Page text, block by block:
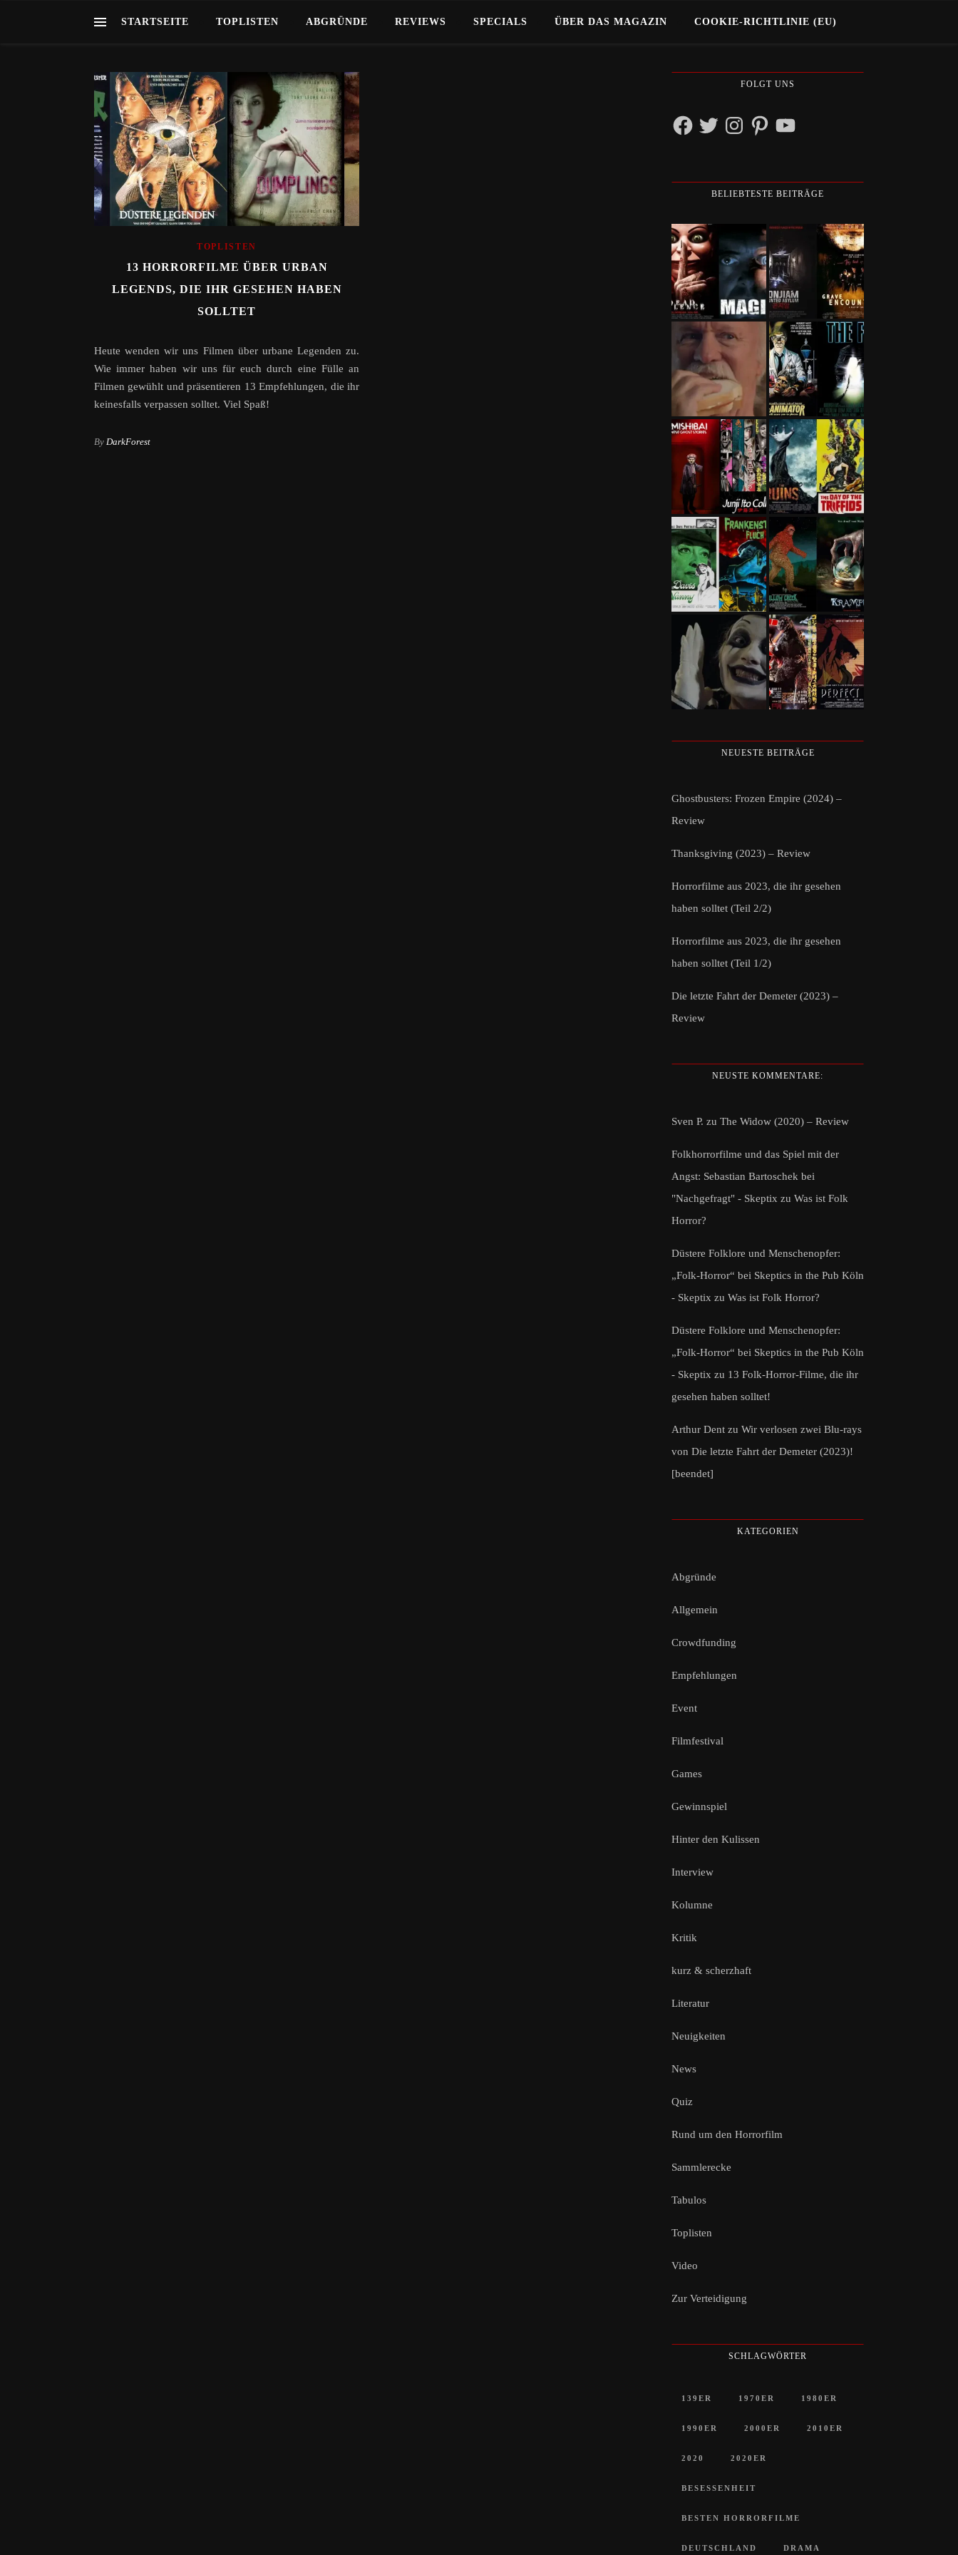
STARTSEITE TOPLISTEN ABGRÜNDE REVIEWS SPECIALS ÜBER DAS MAGAZIN COOKIE-RICHTLINIE (EU)
TOPLISTEN
13 HORRORFILME ÜBER URBAN
LEGENDS, DIE IHR GESEHEN HABEN
SOLLTET
Heute wenden wir uns Filmen über urbane Legenden zu.
Wie immer haben wir uns für euch durch eine Fülle an
Filmen gewühlt und präsentieren 13 Empfehlungen, die ihr
keinesfalls verpassen solltet. Viel Spaß!
By DarkForest
FOLGT UNS
FacebookTwitterInstagramPinterestYouTube
BELIEBTESTE BEITRÄGE
NEUESTE BEITRÄGE
Ghostbusters: Frozen Empire (2024) –
Review
Thanksgiving (2023) – Review
Horrorfilme aus 2023, die ihr gesehen
haben solltet (Teil 2/2)
Horrorfilme aus 2023, die ihr gesehen
haben solltet (Teil 1/2)
Die letzte Fahrt der Demeter (2023) –
Review
NEUSTE KOMMENTARE:
Sven P. zu The Widow (2020) – Review
Folkhorrorfilme und das Spiel mit der
Angst: Sebastian Bartoschek bei
"Nachgefragt" - Skeptix zu Was ist Folk
Horror?
Düstere Folklore und Menschenopfer:
„Folk-Horror“ bei Skeptics in the Pub Köln
- Skeptix zu Was ist Folk Horror?
Düstere Folklore und Menschenopfer:
„Folk-Horror“ bei Skeptics in the Pub Köln
- Skeptix zu 13 Folk-Horror-Filme, die ihr
gesehen haben solltet!
Arthur Dent zu Wir verlosen zwei Blu-rays
von Die letzte Fahrt der Demeter (2023)!
[beendet]
KATEGORIEN
Abgründe
Allgemein
Crowdfunding
Empfehlungen
Event
Filmfestival
Games
Gewinnspiel
Hinter den Kulissen
Interview
Kolumne
Kritik
kurz & scherzhaft
Literatur
Neuigkeiten
News
Quiz
Rund um den Horrorfilm
Sammlerecke
Tabulos
Toplisten
Video
Zur Verteidigung
SCHLAGWÖRTER
139ER 1970ER 1980ER
1990ER 2000ER 2010ER
2020 2020ER
BESESSENHEIT
BESTEN HORRORFILME
DEUTSCHLAND DRAMA